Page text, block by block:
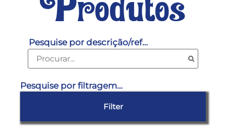
Pesquise por descrição/ref…
Pesquise por filtragem…
Filter